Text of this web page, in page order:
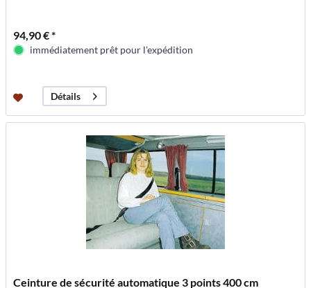
94,90 € *
immédiatement prêt pour l'expédition
Détails
Ceinture de sécurité automatique 3 points 400 cm